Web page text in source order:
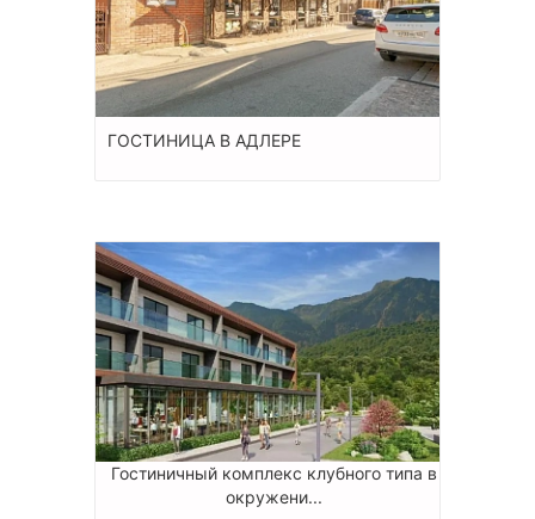
ГОСТИНИЦА В АДЛЕРЕ
Гостиничный комплекс клубного типа в
окружени...